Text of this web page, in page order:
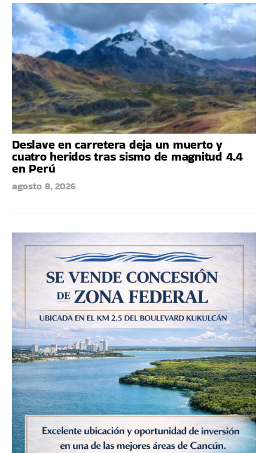
Deslave en carretera deja un muerto y
cuatro heridos tras sismo de magnitud 4.4
en Perú
agosto 8, 2026